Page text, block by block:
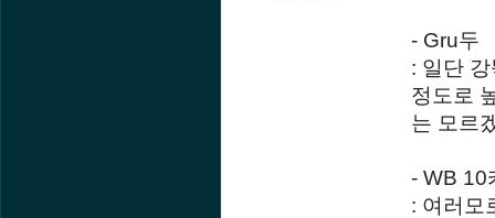
- Gru두
: 일단
정도로
는 모르
- WB 10
: 여러모